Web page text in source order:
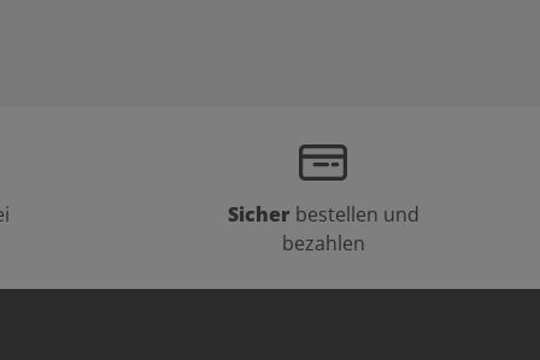
Sicher bestellen und
bezahlen